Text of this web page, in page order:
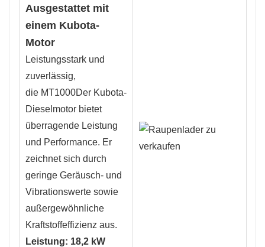
Ausgestattet mit
einem Kubota-
Motor
Leistungsstark und
zuverlässig,
die MT1000Der Kubota-
Dieselmotor bietet
überragende Leistung
und Performance. Er
zeichnet sich durch
geringe Geräusch- und
Vibrationswerte sowie
außergewöhnliche
Kraftstoffeffizienz aus.
Leistung: 18,2 kW